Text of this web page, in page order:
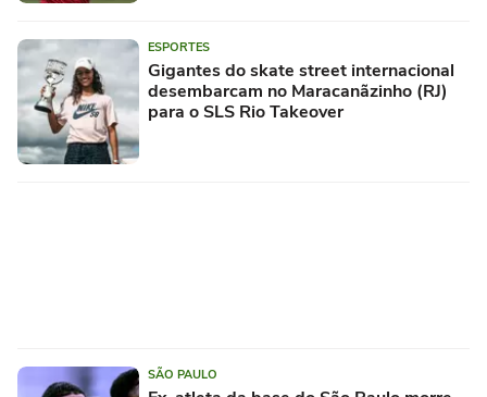
ESPORTES
Gigantes do skate street internacional
desembarcam no Maracanãzinho (RJ)
para o SLS Rio Takeover
SÃO PAULO